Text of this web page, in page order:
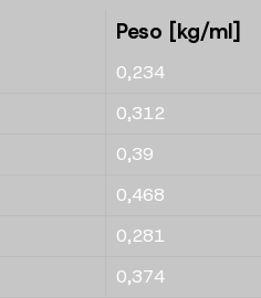
Peso [kg/ml]
0,234
0,312
0,39
0,468
0,281
0,374